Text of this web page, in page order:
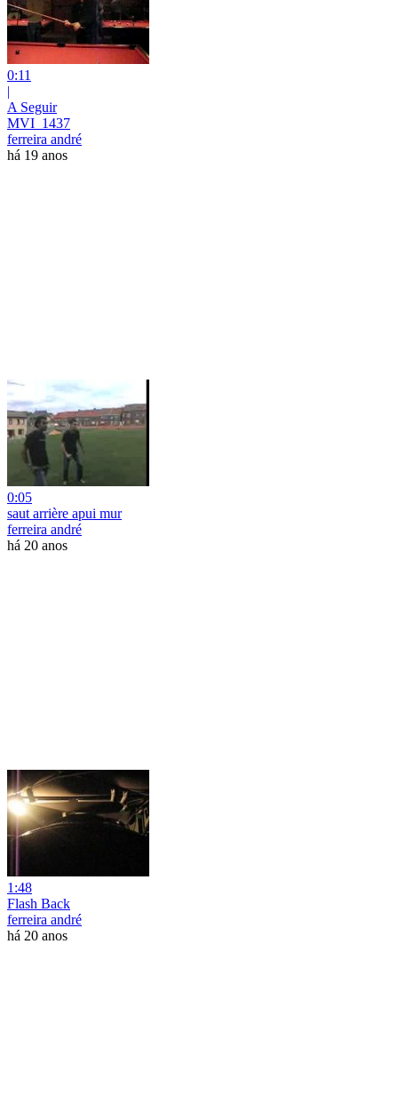
0:11
|
A Seguir
MVI_1437
ferreira andré
há 19 anos
0:05
saut arrière apui mur
ferreira andré
há 20 anos
1:48
Flash Back
ferreira andré
há 20 anos